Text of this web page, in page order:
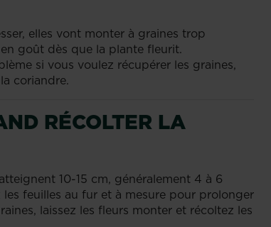
elles vont monter à graines trop
goût dès que la plante fleurit.
si vous voulez récupérer les graines,
coriandre.
RÉCOLTER LA
10-15 cm, généralement 4 à 6
les feuilles au fur et à mesure pour prolonger
laissez les fleurs monter et récoltez les